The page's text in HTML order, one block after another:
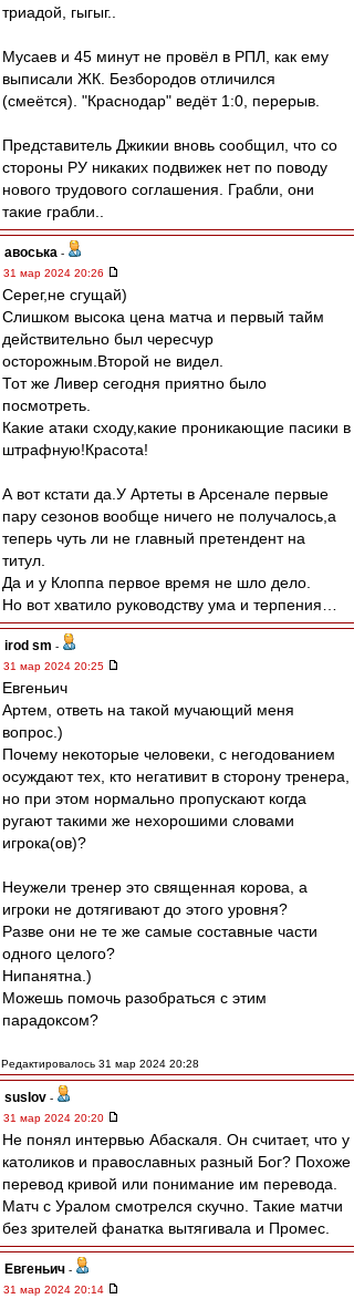
триадой, гыгыг..
Мусаев и 45 минут не провёл в РПЛ, как ему
выписали ЖК. Безбородов отличился
(смеётся). "Краснодар" ведёт 1:0, перерыв.
Представитель Джикии вновь сообщил, что со
стороны РУ никаких подвижек нет по поводу
нового трудового соглашения. Грабли, они
такие грабли..
авоська -
31 мар 2024 20:26
Серег,не сгущай)
Слишком высока цена матча и первый тайм
действительно был чересчур
осторожным.Второй не видел.
Тот же Ливер сегодня приятно было
посмотреть.
Какие атаки сходу,какие проникающие пасики в
штрафную!Красота!
А вот кстати да.У Артеты в Арсенале первые
пару сезонов вообще ничего не получалось,а
теперь чуть ли не главный претендент на
титул.
Да и у Клоппа первое время не шло дело.
Но вот хватило руководству ума и терпения…
irod sm -
31 мар 2024 20:25
Евгеньич
Артем, ответь на такой мучающий меня
вопрос.)
Почему некоторые человеки, с негодованием
осуждают тех, кто негативит в сторону тренера,
но при этом нормально пропускают когда
ругают такими же нехорошими словами
игрока(ов)?
Неужели тренер это священная корова, а
игроки не дотягивают до этого уровня?
Разве они не те же самые составные части
одного целого?
Нипанятна.)
Можешь помочь разобраться с этим
парадоксом?
Редактировалось 31 мар 2024 20:28
suslov -
31 мар 2024 20:20
Не понял интервью Абаскаля. Он считает, что у
католиков и православных разный Бог? Похоже
перевод кривой или понимание им перевода.
Матч с Уралом смотрелся скучно. Такие матчи
без зрителей фанатка вытягивала и Промес.
Евгеньич -
31 мар 2024 20:14